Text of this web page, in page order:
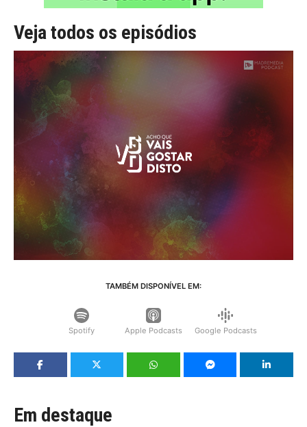
Veja todos os episódios
TAMBÉM DISPONÍVEL EM:
Spotify Apple Podcasts Google Podcasts
Em destaque